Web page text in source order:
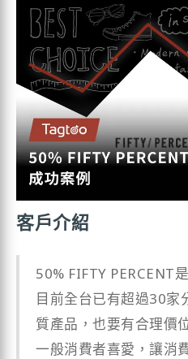
客戶介紹
50% FIFTY PERCENT
目前全台已有超過30家
質產品，也要有合理價
一般消費者喜愛，讓消